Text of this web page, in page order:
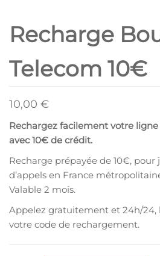
Recharge
Telecom 10€
10,00 €
Rechargez facilement votre
avec 10€ de crédit.
Recharge prépayée de 10€, pour
d’appels en France
Valable 2 mois.
Appelez gratuitement et 24h/24,
votre code de rechargement.